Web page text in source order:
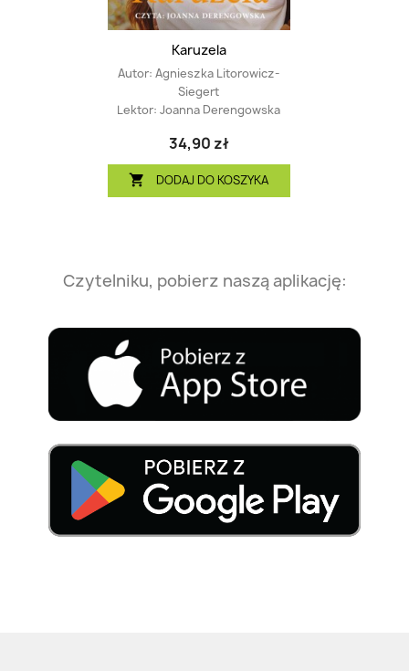
Karuzela
Autor: Agnieszka Litorowicz-
Siegert
Lektor: Joanna Derengowska
34,90 zł
 DODAJ DO KOSZYKA
Czytelniku, pobierz naszą aplikację: